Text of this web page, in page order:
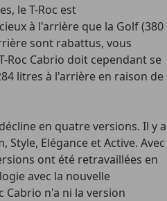
le T-Roc est
à l'arrière que la Golf (380
sont rabattus, vous
Roc Cabrio doit cependant se
litres à l'arrière en raison de
en quatre versions. Il y a
Style, Elégance et Active. Avec
ont été retravaillées en
avec la nouvelle
Cabrio n'a ni la version